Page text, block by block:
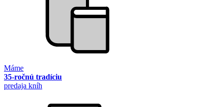
Máme
35-ročnú tradíciu
predaja kníh